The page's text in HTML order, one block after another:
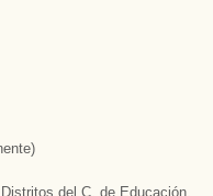
del C. de Educación.